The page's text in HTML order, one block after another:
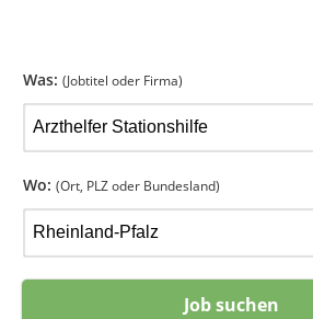
Was: (Jobtitel oder Firma)
Wo: (Ort, PLZ oder Bundesland)